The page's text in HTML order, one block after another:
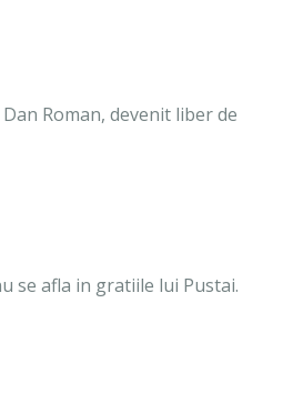
Roman, devenit liber de
se afla in gratiile lui Pustai.